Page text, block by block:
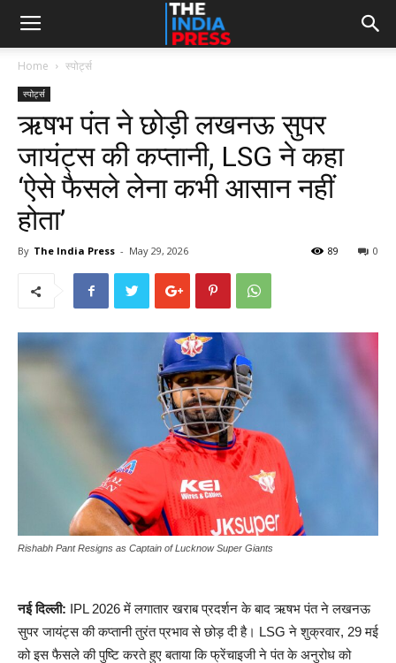
Home स्पोर्ट्स
स्पोर्ट्स
ऋषभ पंत ने छोड़ी लखनऊ सुपर
जायंट्स की कप्तानी, LSG ने कहा
‘ऐसे फैसले लेना कभी आसान नहीं
होता’
By The India Press - May 29, 2026 0
89
Rishabh Pant Resigns as Captain of Lucknow Super Giants
नई दिल्ली: IPL 2026 में लगातार खराब प्रदर्शन के बाद ऋषभ पंत ने लखनऊ
सुपर जायंट्स की कप्तानी तुरंत प्रभाव से छोड़ दी है। LSG ने शुक्रवार, 29 मई
को इस फैसले की पुष्टि करते हुए बताया कि फ्रेंचाइजी ने पंत के अनुरोध को